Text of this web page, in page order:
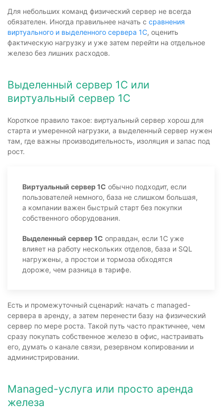
Для небольших команд физический сервер не всегда
обязателен. Иногда правильнее начать с сравнения
виртуального и выделенного сервера 1С, оценить
фактическую нагрузку и уже затем перейти на отдельное
железо без лишних расходов.
Выделенный сервер 1С или
виртуальный сервер 1С
Короткое правило такое: виртуальный сервер хорош для
старта и умеренной нагрузки, а выделенный сервер нужен
там, где важны производительность, изоляция и запас под
рост.
Виртуальный сервер 1С обычно подходит, если
пользователей немного, база не слишком большая,
а компании важен быстрый старт без покупки
собственного оборудования.
Выделенный сервер 1С оправдан, если 1С уже
влияет на работу нескольких отделов, база и SQL
нагружены, а простои и тормоза обходятся
дороже, чем разница в тарифе.
Есть и промежуточный сценарий: начать с managed-
сервера в аренду, а затем перенести базу на физический
сервер по мере роста. Такой путь часто практичнее, чем
сразу покупать собственное железо в офис, настраивать
его, думать о канале связи, резервном копировании и
администрировании.
Managed-услуга или просто аренда
железа